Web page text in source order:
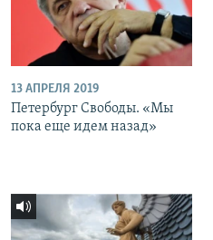
13 АПРЕЛЯ 2019
Петербург Свободы. «Мы
пока еще идем назад»